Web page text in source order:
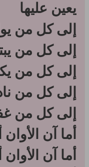
يعين عليها
إلى كل من
إلى كل من
إلى كل من
إلى كل من
إلى كل من
أما آن
أما آن